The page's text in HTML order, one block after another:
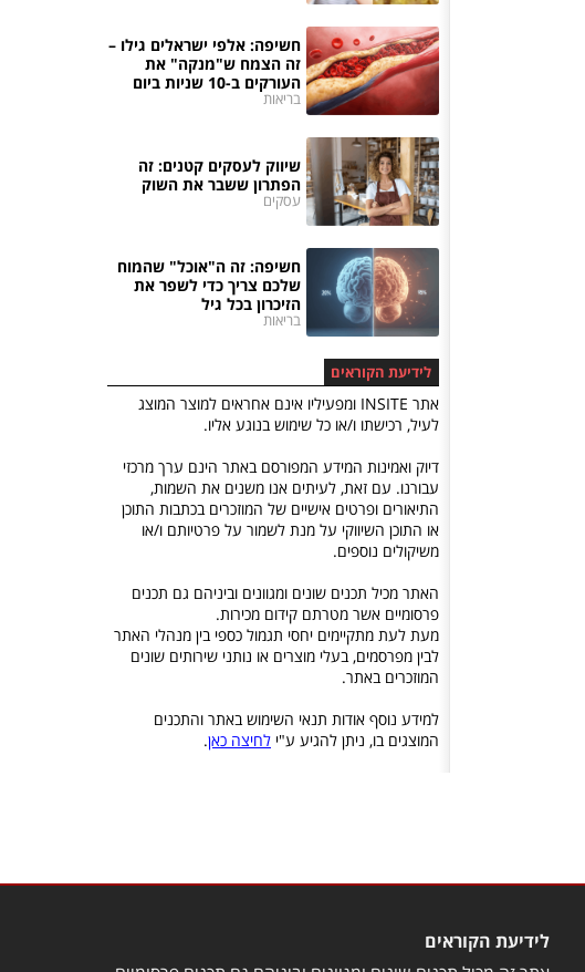
חשיפה: אלפי ישראלים גילו –
זה הצמח ש"מנקה" את
העורקים ב-10 שניות ביום
בריאות
שיווק לעסקים קטנים: זה
הפתרון ששבר את השוק
עסקים
חשיפה: זה ה"אוכל" שהמוח
שלכם צריך כדי לשפר את
הזיכרון בכל גיל
בריאות
לידיעת הקוראים
אתר INSITE ומפעיליו אינם אחראים למוצר המוצג
לעיל, רכישתו ו/או כל שימוש בנוגע אליו.
דיוק ואמינות המידע המפורסם באתר הינם ערך מרכזי
עבורנו. עם זאת, לעיתים אנו משנים את השמות,
התיאורים ופרטים אישיים של המוזכרים בכתבות התוכן
או התוכן השיווקי על מנת לשמור על פרטיותם ו/או
משיקולים נוספים.
האתר מכיל תכנים שונים ומגוונים וביניהם גם תכנים
פרסומיים אשר מטרתם קידום מכירות.
מעת לעת מתקיימים יחסי תגמול כספי בין מנהלי האתר
לבין מפרסמים, בעלי מוצרים או נותני שירותים שונים
המוזכרים באתר.
למידע נוסף אודות תנאי השימוש באתר והתכנים
המוצגים בו, ניתן להגיע ע"י לחיצה כאן.
לידיעת הקוראים